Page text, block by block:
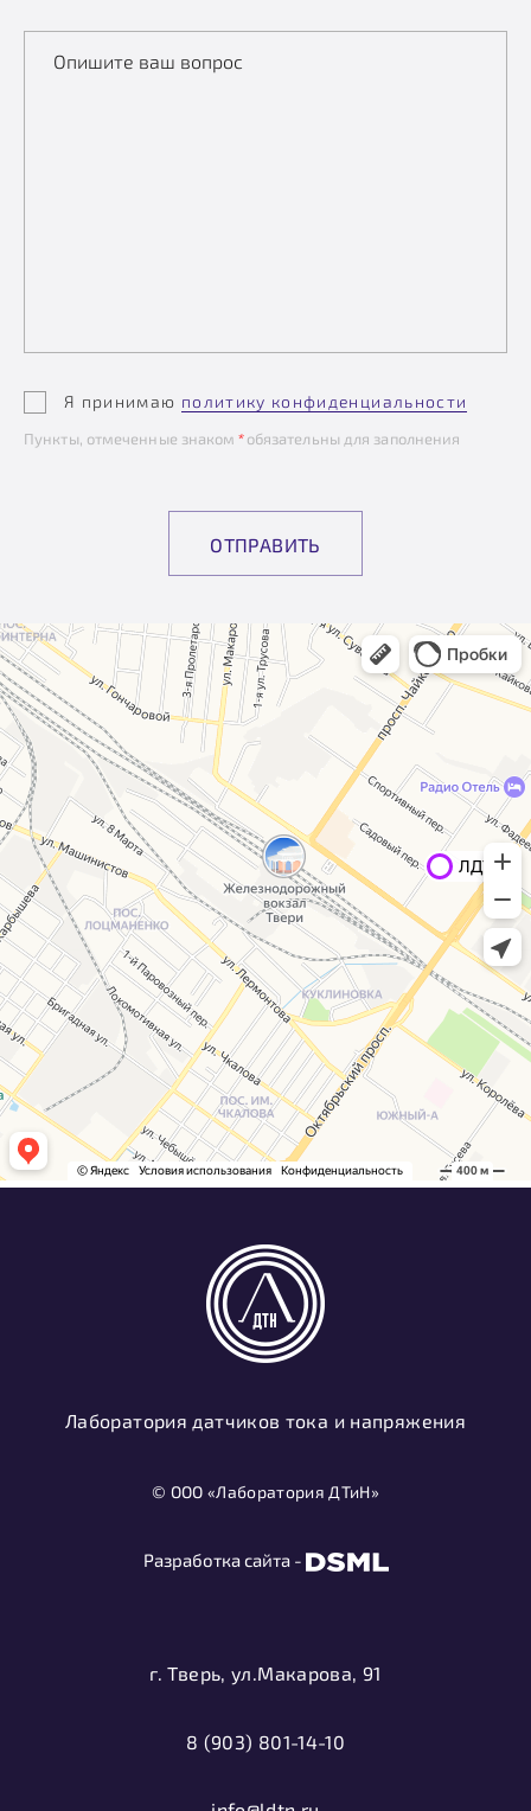
Опишите ваш вопрос
Я принимаю политику конфиденциальности
Пункты, отмеченные знаком *обязательны для заполнения
ОТПРАВИТЬ
Лаборатория датчиков тока и напряжения
© ООО «Лаборатория ДТиН»
Разработка сайта -
г. Тверь, ул.Макарова, 91
8 (903) 801-14-10